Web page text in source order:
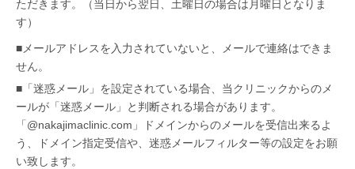
ただきます。（当日から翌日、土曜日の場合は月曜日となりま
す）
■メールアドレスを入力されていないと、メールで連絡はできま
せん。
■「迷惑メール」を設定されている場合、当クリニックからのメ
ールが「迷惑メール」と判断される場合があります。
「@nakajimaclinic.com」ドメインからのメールを受信出来るよ
う、ドメイン指定受信や、迷惑メールフィルター等の設定をお願
い致します。